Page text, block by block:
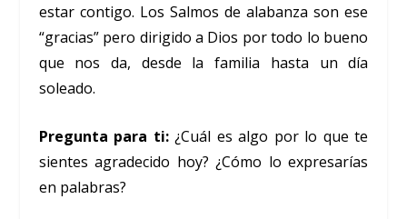
estar contigo. Los Salmos de alabanza son ese
“gracias” pero dirigido a Dios por todo lo bueno
que nos da, desde la familia hasta un día
soleado.
Pregunta para ti:¿Cuál es algo por lo que te
sientes agradecido hoy? ¿Cómo lo expresarías
en palabras?